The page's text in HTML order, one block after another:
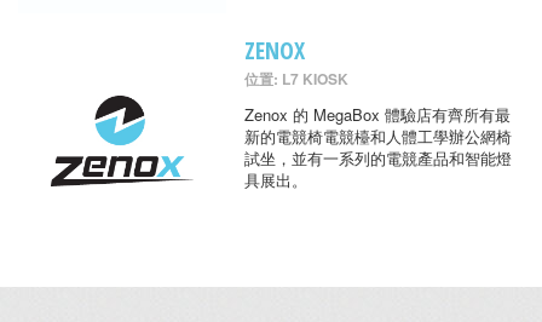
ZENOX
位置: L7 KIOSK
Zenox 的 MegaBox 體驗店有齊所有最
新的電競椅電競檯和人體工學辦公網椅
試坐，並有一系列的電競產品和智能燈
具展出。